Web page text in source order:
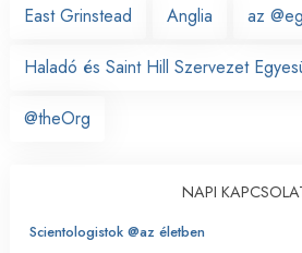
East Grinstead
Anglia az
Haladó és Saint Hill Szervezet
@theOrg
NAPI
Scientologistok @az életben